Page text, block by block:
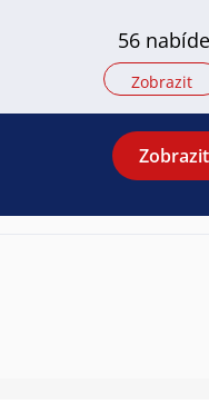
56
Zobrazit